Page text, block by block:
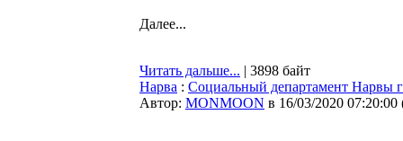
Далее...
Читать дальше... | 3898 байт
Нарва : Социальный департамент Нарвы
Автор: MONMOON в 16/03/2020 07:20:00